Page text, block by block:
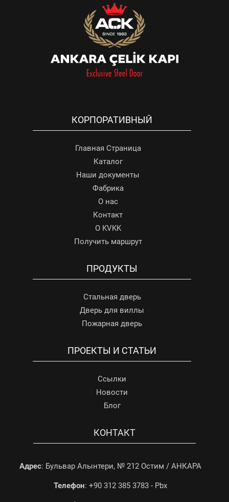
КОРПОРАТИВНЫЙ
Главная Страница
Каталог
Наши документы
Фабрика
О нас
Контакт
О KVKK
Получить маршрут
ПРОДУКТЫ
Стальная дверь
Дверь для виллы
Пожарная дверь
ПРОЕКТЫ И СТАТЬИ
Ссылки
Новости
Блог
КОНТАКТ
Адрес: Бульвар Алынтери, № 212 Остим / АНКАРА
Телефон: +90 312 385 3783 - Pbx